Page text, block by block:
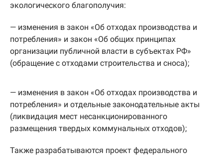
экологического благополучия:
— изменения в закон «Об отходах производства и
потребления» и закон «Об общих принципах
организации публичной власти в субъектах РФ»
(обращение с отходами строительства и сноса);
— изменения в закон «Об отходах производства и
потребления» и отдельные законодательные акты
(ликвидация мест несанкционированного
размещения твердых коммунальных отходов);
Также разрабатываются проект федерального